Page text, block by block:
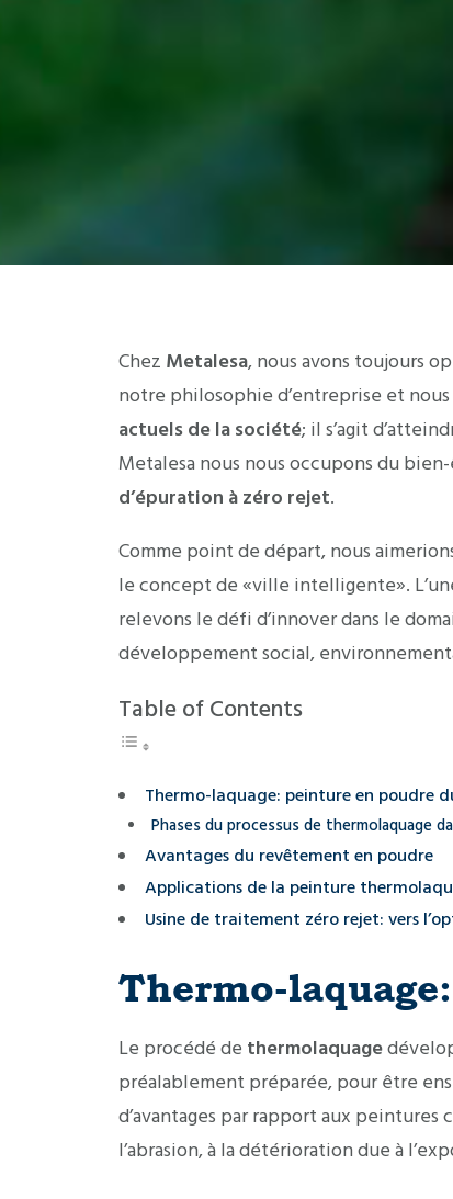
Chez Metalesa, nous avons toujours
notre philosophie d’entreprise et
actuels de la société; il s’agit
Metalesa nous nous occupons du
d’épuration à zéro rejet.
Comme point de départ, nous
le concept de «ville intelligente».
relevons le défi d’innover dans le
développement social,
Table of Contents
Thermo-laquage: peinture en poudre
Phases du processus de thermolaquage
Avantages du revêtement en poudre
Applications de la peinture
Usine de traitement zéro rejet: vers
Thermo-
Le procédé de thermolaquage
préalablement préparée, pour être
d’avantages par rapport aux
l’abrasion, à la détérioration due à